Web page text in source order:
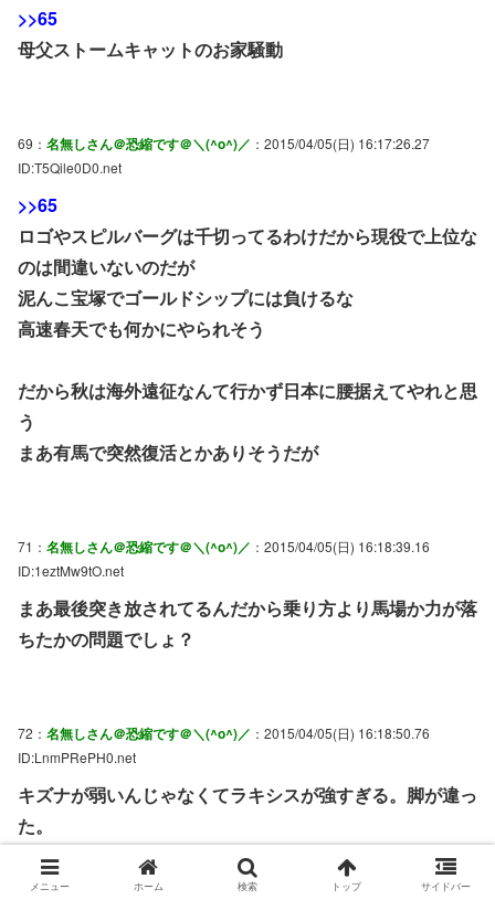
>>65
母父ストームキャットのお家騒動
69： 名無しさん＠恐縮です＠＼(^o^)／ ：2015/04/05(日) 16:17:26.27
ID:T5Qile0D0.net
>>65
ロゴやスピルバーグは千切ってるわけだから現役で上位な
のは間違いないのだが
泥んこ宝塚でゴールドシップには負けるな
高速春天でも何かにやられそう
だから秋は海外遠征なんて行かず日本に腰据えてやれと思
う
まあ有馬で突然復活とかありそうだが
71： 名無しさん＠恐縮です＠＼(^o^)／ ：2015/04/05(日) 16:18:39.16
ID:1eztMw9tO.net
まあ最後突き放されてるんだから乗り方より馬場か力が落
ちたかの問題でしょ？
72： 名無しさん＠恐縮です＠＼(^o^)／ ：2015/04/05(日) 16:18:50.76
ID:LnmPRePH0.net
キズナが弱いんじゃなくてラキシスが強すぎる。脚が違っ
た。
水かき付いてたね。
メニュー ホーム 検索 トップ サイドバー